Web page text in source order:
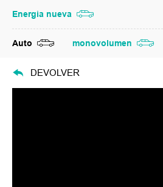
Energia nueva
Auto monovolumen
DEVOLVER